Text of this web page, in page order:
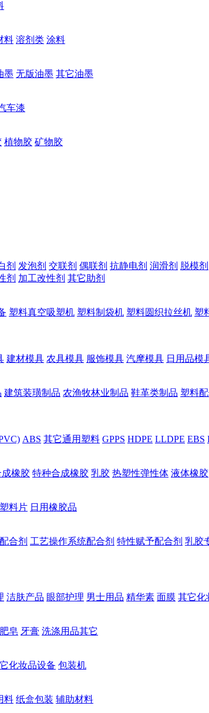
料 溶剂类 涂料
墨 无版油墨 其它油墨
车漆
植物胶 矿物胶
剂 发泡剂 交联剂 偶联剂 抗静电剂 润滑剂 脱模剂
剂 加工改性剂 其它助剂
塑料真空吸塑机 塑料制袋机 塑料圆织拉丝机 塑
建材模具 农具模具 服饰模具 汽摩模具 日用品模
建筑装璜制品 农渔牧林业制品 鞋革类制品 塑料
ABS 其它通用塑料 GPPS HDPE LLDPE EBS
橡胶 特种合成橡胶 乳胶 热塑性弹性体 液体橡胶
塑料片 日用橡胶品
合剂 工艺操作系统配合剂 特性赋予配合剂 乳胶
洁肤产品 眼部护理 男士用品 精华素 面膜 其它化
肥皂 牙膏 洗涤用品其它
化妆品设备 包装机
料 纸盒包装 辅助材料